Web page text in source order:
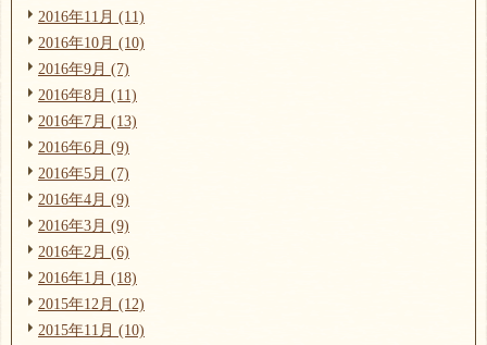
2016年11月 (11)
2016年10月 (10)
2016年9月 (7)
2016年8月 (11)
2016年7月 (13)
2016年6月 (9)
2016年5月 (7)
2016年4月 (9)
2016年3月 (9)
2016年2月 (6)
2016年1月 (18)
2015年12月 (12)
2015年11月 (10)